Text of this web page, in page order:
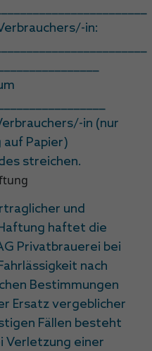
in:
in (nur
Papier)
streichen.
und
haftet die
Privatbrauerei bei
nach
Bestimmungen
Ersatz vergeblicher
Fällen besteht
Verletzung einer